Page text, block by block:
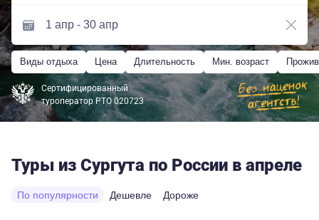
Виды отдыха Цена Длительность Мин. возраст
Сертифицированный
туроператор РТО 020723
Туры из Сургута по России в апреле
По популярности Дешевле Дороже